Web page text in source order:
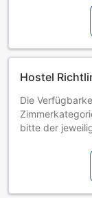
Name des
Gastes auf
halten Sie
und Ihre
Wenn Sie
informieren Sie
Bitte beachten
Kreditkarte
gelten
zusätzliche
Tagen gelten
Hostel
Die
bitte der
Mindestalter